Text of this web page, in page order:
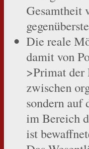
Gesamtheit
Die reale
damit von
>Primat
zwischen
sondern auf
im Bereich
ist